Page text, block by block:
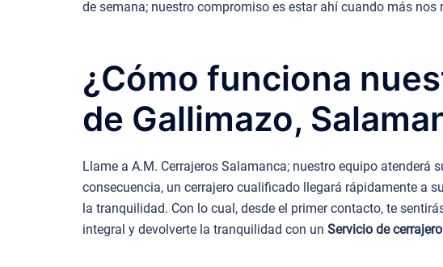
de semana; nuestro compromiso es estar ahí cuando más nos
¿Cómo funciona
de Gallimazo,
Llame a A.M. Cerrajeros Salamanca; nuestro equipo
consecuencia, un cerrajero cualificado llegará rápidamente a
la tranquilidad. Con lo cual, desde el primer contacto, te
integral y devolverte la tranquilidad con un Servicio de